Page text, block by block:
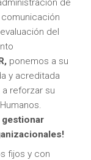
de
del
ponemos a su
y acreditada
reforzar su
gestionar
fijos y con